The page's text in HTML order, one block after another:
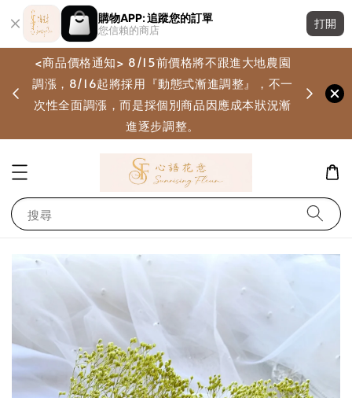
購物APP: 追蹤您的訂單
您信賴的商店
打開
<商品價格通知> 8/15前價格將不跟進大地農園
調漲，8/16起將採用『動態式漸進調整』，不一
次性全面調漲，而是採個別商品因應成本狀況漸
進逐步調整。
搜尋